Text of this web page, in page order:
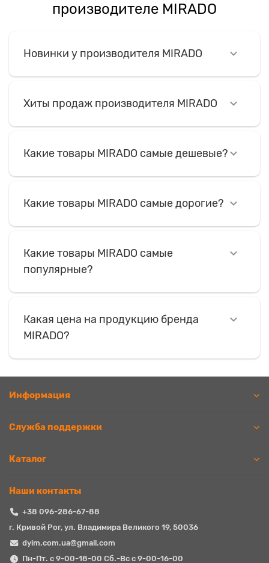
производителе MIRADO
Новинки у производителя MIRADO
Хиты продаж производителя MIRADO
Какие товары MIRADO самые дешевые?
Какие товары MIRADO самые дорогие?
Какие товары MIRADO самые
популярные?
Какая цена на продукцию бренда
MIRADO?
Информация
Служба поддержки
Каталог
Наши контакты
+38 096-286-67-88
г. Кривой Рог, ул. Владимира Великого 19, 50036
dyim.com.ua@gmail.com
Пн-Пт. с 9-00-18-00 Сб.-Вс с 9-00-16-00